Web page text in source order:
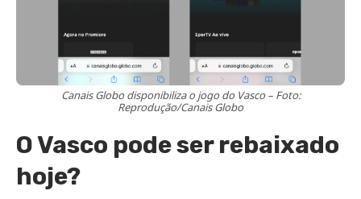
Canais Globo disponibiliza o jogo do Vasco – Foto:
Reprodução/Canais Globo
O Vasco pode ser rebaixado
hoje?